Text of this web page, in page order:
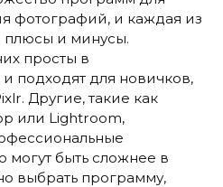
фотографий, и каждая из
плюсы и минусы.
просты в
подходят для новичков,
Другие, такие как
или Lightroom,
могут быть сложнее в
выбрать программу,